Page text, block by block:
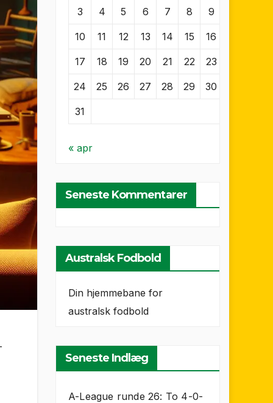
3 4 5 6 7 8 9
10 11 12 13 14 15 16
17 18 19 20 21 22 23
24 25 26 27 28 29 30
31
« apr
Seneste Kommentarer
Australsk Fodbold
Din hjemmebane for
australsk fodbold
Seneste Indlæg
A-League runde 26: To 4-0-